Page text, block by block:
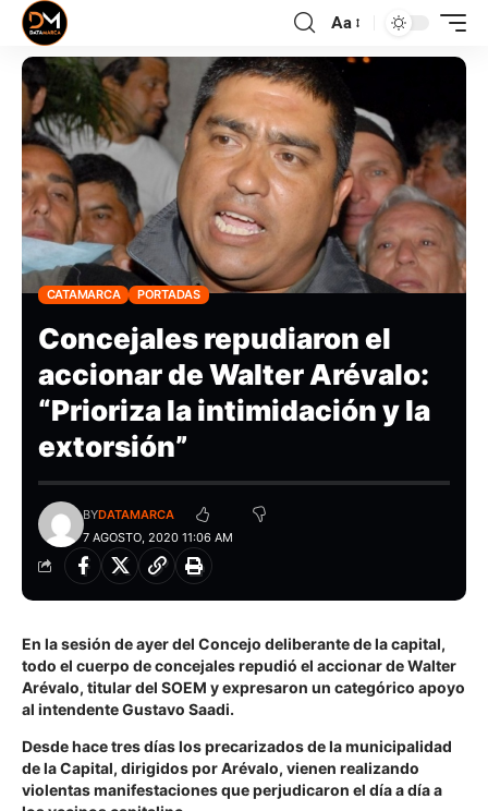
Aa
CATAMARCA PORTADAS
Concejales repudiaron el
accionar de Walter Arévalo:
“Prioriza la intimidación y la
extorsión”
7 AGOSTO, 2020 11:06 AM
BYDATAMARCA
En la sesión de ayer del Concejo deliberante de la capital,
todo el cuerpo de concejales repudió el accionar deWalter
Arévalo, titular del SOEM y expresaron un categórico apoyo
al intendenteGustavo Saadi.
Desde hace tres días los precarizados de lamunicipalidad
de la Capital, dirigidos porArévalo, vienen realizando
violentas manifestaciones que perjudicaron el día a día a